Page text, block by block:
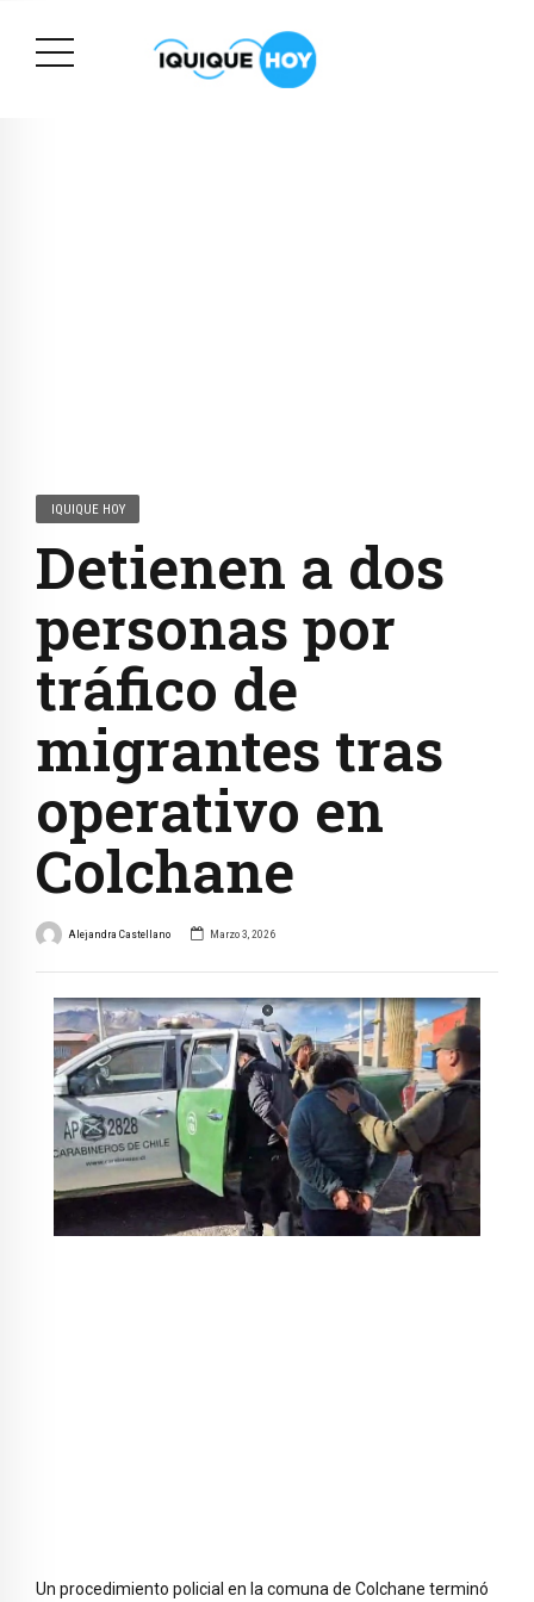
IQUIQUE HOY
Detienen a dos
personas por
tráfico de
migrantes tras
operativo en
Colchane
Alejandra Castellano Marzo 3, 2026
Un procedimiento policial en la comuna de Colchane terminó